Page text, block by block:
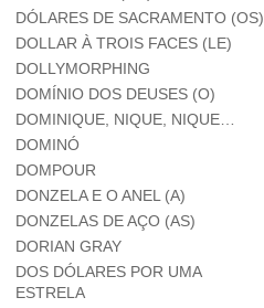
DÓLARES DE SACRAMENTO (OS)
DOLLAR À TROIS FACES (LE)
DOLLYMORPHING
DOMÍNIO DOS DEUSES (O)
DOMINIQUE, NIQUE, NIQUE…
DOMINÓ
DOMPOUR
DONZELA E O ANEL (A)
DONZELAS DE AÇO (AS)
DORIAN GRAY
DOS DÓLARES POR UMA
ESTRELA